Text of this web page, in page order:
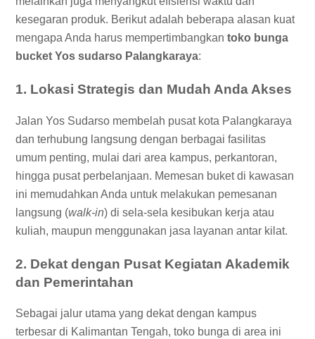
kesegaran produk. Berikut adalah beberapa alasan kuat
mengapa Anda harus mempertimbangkantoko bunga
bucket Yos sudarso Palangkaraya:
1. Lokasi Strategis dan Mudah Anda Akses
Jalan Yos Sudarso membelah pusat kota Palangkaraya
dan terhubung langsung dengan berbagai fasilitas
umum penting, mulai dari area kampus, perkantoran,
hingga pusat perbelanjaan. Memesan buket di kawasan
ini memudahkan Anda untuk melakukan pemesanan
langsung (walk-in) di sela-sela kesibukan kerja atau
kuliah, maupun menggunakan jasa layanan antar kilat.
2. Dekat dengan Pusat Kegiatan Akademik
dan Pemerintahan
Sebagai jalur utama yang dekat dengan kampus
terbesar di Kalimantan Tengah, toko bunga di area ini